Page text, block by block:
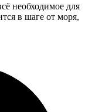
необходимое для
в шаге от моря,